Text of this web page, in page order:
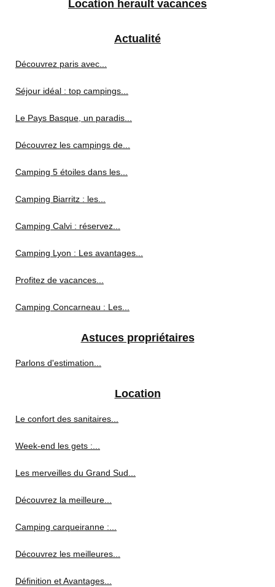
Location herault vacances
Actualité
Découvrez paris avec...
Séjour idéal : top campings...
Le Pays Basque, un paradis...
Découvrez les campings de...
Camping 5 étoiles dans les...
Camping Biarritz : les...
Camping Calvi : réservez...
Camping Lyon : Les avantages...
Profitez de vacances...
Camping Concarneau : Les...
Astuces propriétaires
Parlons d'estimation...
Location
Le confort des sanitaires...
Week-end les gets :...
Les merveilles du Grand Sud...
Découvrez la meilleure...
Camping carqueiranne :...
Découvrez les meilleures...
Définition et Avantages...